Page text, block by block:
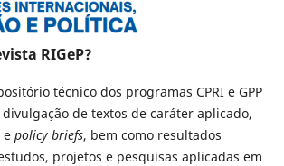
RIGeP?
técnico dos programas CPRI e GPP
de textos de caráter aplicado,
e policy briefs, bem como resultados
projetos e pesquisas aplicadas em